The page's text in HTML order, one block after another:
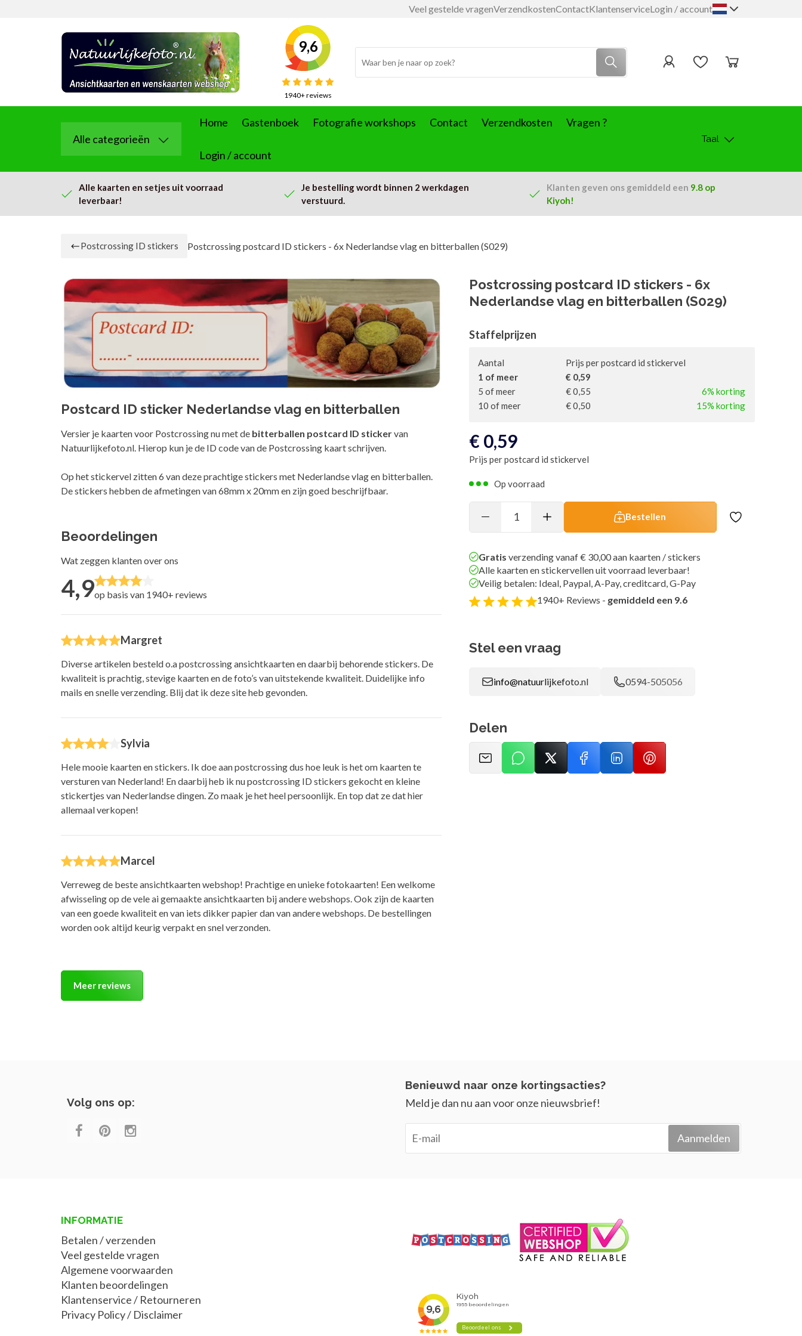
Veel gestelde vragenVerzendkostenContactKlantenserviceLogin / account
9,6
1940+ reviews
Alle categorieën
Home Gastenboek Fotografie workshops Contact Verzendkosten Vragen ?
Login / account
Taal
Alle kaarten en setjes uit voorraad
leverbaar!
Je bestelling wordt binnen 2 werkdagen
verstuurd.
Klanten geven ons gemiddeld een 9.8op
Kiyoh!
Postcrossing ID stickers Postcrossing postcard ID stickers - 6x Nederlandse vlag en bitterballen (S029)
Postcrossing postcard ID stickers - 6x
Nederlandse vlag en bitterballen (S029)
Staffelprijzen
Aantal
Prijs per postcard id stickervel
1 of meer
€ 0,59
5 of meer
€ 0,55
6% korting
10 of meer
€ 0,50 15% korting
€ 0,59
Prijs per postcard id stickervel
Op voorraad
Bestellen
Gratis verzending vanaf € 30,00 aan kaarten / stickers
Alle kaarten en stickervellen uit voorraad leverbaar!
Veilig betalen: Ideal, Paypal, A-Pay, creditcard, G-Pay
1940+ Reviews - gemiddeld een 9.6
Stel een vraag
info@natuurlijkefoto.nl 0594-505056
Delen
Postcard ID sticker Nederlandse vlag en bitterballen
Versier je kaarten voor Postcrossing nu met de bitterballen postcard ID stickervan
Natuurlijkefoto.nl. Hierop kun je de ID code van de Postcrossing kaart schrijven.
Op het stickervel zitten 6 van deze prachtige stickers met Nederlandse vlag en bitterballen.
De stickers hebben de afmetingen van 68mm x 20mm en zijn goed beschrijfbaar.
Beoordelingen
Wat zeggen klanten over ons
4,9op basis van 1940+ reviews
Margret
Diverse artikelen besteld o.a postcrossing ansichtkaarten en daarbij behorende stickers. De
kwaliteit is prachtig, stevige kaarten en de foto’s van uitstekende kwaliteit. Duidelijke info
mails en snelle verzending. Blij dat ik deze site heb gevonden.
Sylvia
Hele mooie kaarten en stickers. Ik doe aan postcrossing dus hoe leuk is het om kaarten te
versturen van Nederland! En daarbij heb ik nu postcrossing ID stickers gekocht en kleine
stickertjes van Nederlandse dingen. Zo maak je het heel persoonlijk. En top dat ze dat hier
allemaal verkopen!
Marcel
Verreweg de beste ansichtkaarten webshop! Prachtige en unieke fotokaarten! Een welkome
afwisseling op de vele ai gemaakte ansichtkaarten bij andere webshops. Ook zijn de kaarten
van een goede kwaliteit en van iets dikker papier dan van andere webshops. De bestellingen
worden ook altijd keurig verpakt en snel verzonden.
Meer reviews
Volg ons op:
Benieuwd naar onze kortingsacties?
Meld je dan nu aan voor onze nieuwsbrief!
Aanmelden
INFORMATIE
Betalen / verzenden
Veel gestelde vragen
Algemene voorwaarden
Klanten beoordelingen
Klantenservice / Retourneren
Privacy Policy/ Disclaimer